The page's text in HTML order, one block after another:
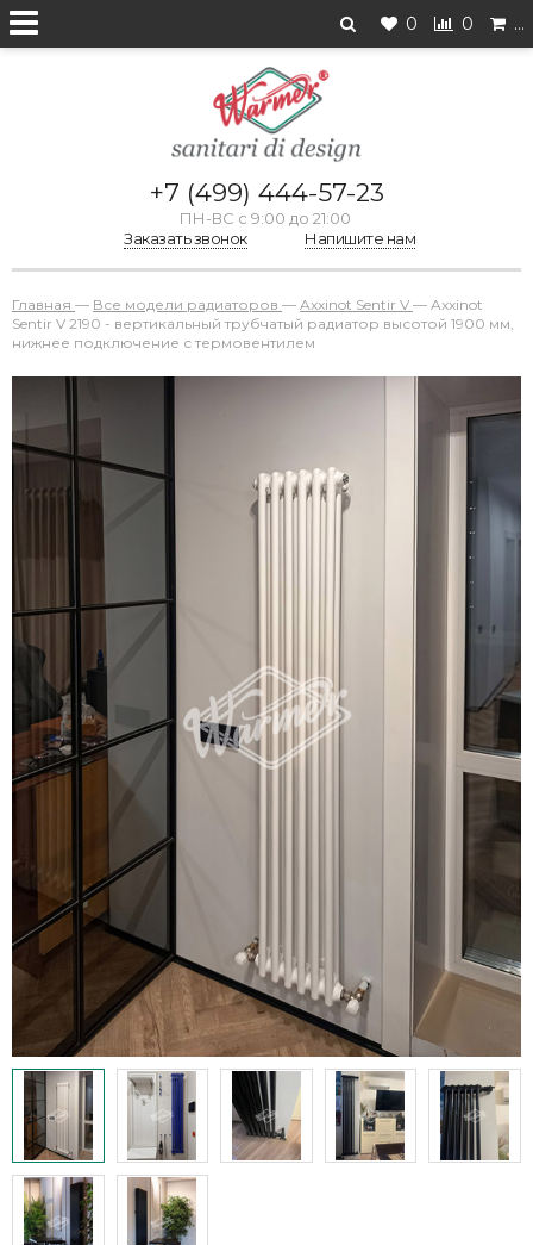
0 0 …
+7 (499) 444-57-23
ПН-ВС с 9:00 до 21:00
Заказать звонок
Напишите нам
Главная — Все модели радиаторов — Axxinot Sentir V — Axxinot
Sentir V 2190 - вертикальный трубчатый радиатор высотой 1900 мм,
нижнее подключение с термовентилем